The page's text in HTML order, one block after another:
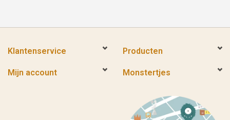
Klantenservice Producten
Mijn account Monstertjes